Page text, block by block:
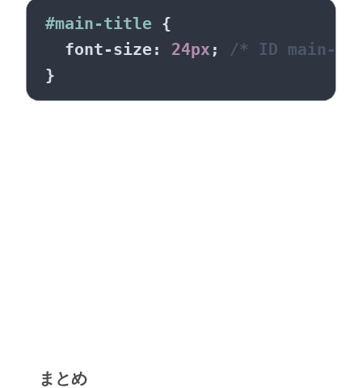
#main-title {
font-size: 24px ; /* ID main-title
まとめ